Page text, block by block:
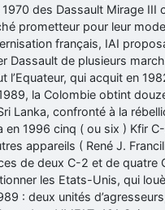
des Dassault Mirage III
prometteur pour leur
français, IAI
Dassault de plusieurs
l’Equateur, qui acquit en
la Colombie obtint
Lanka, confronté à la
en 1996 cinq ( ou six ) Kfir
appareils ( René J.
de deux C-2 et de quatre
les Etats-Unis, qui
: deux unités